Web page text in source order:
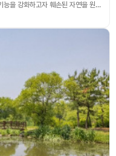
인천 서구 연희동에 있는 연희공원은 인천시의 생태 기능을 강화하고자 훼손된 자연을 원래대로 되돌리기 위해 자연과 사람이 어우러진 생태 휴식공간으로 조성한 1,032,165.5㎡ 규모의 공원이다. 1단계는 동심 가득한 연희공원 자연마당으로, 2단계는 삶의 활력소가 되는 다목적운동장으로, 3단계는 볼거리 가득한 철쭉동산으로 조성 완료하였다. 특히, 다단정화 습지 등은 다양한 생물들에 서식처를 제공하고, 도심에서 쉽게 접하지 못하는 논 습지는 아이들에게 좋은